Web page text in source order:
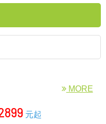
MORE
元起